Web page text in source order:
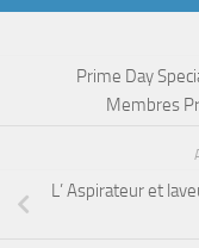
Prime Day
Membres
L’ Aspirateur et